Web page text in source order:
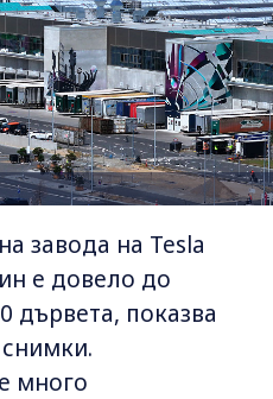
завода на Tesla
е довело до
дървета, показва
много